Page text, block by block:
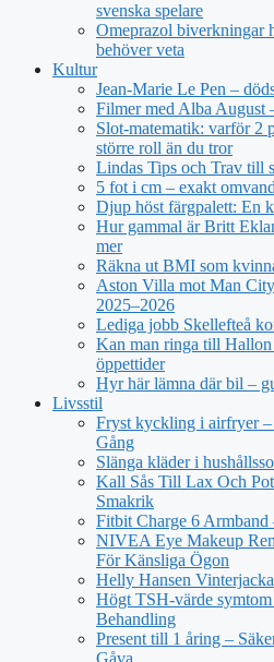
svenska spelare
Omeprazol biverkningar
behöver veta
Kultur
Jean‑Marie Le Pen –
Filmer med Alba August
Slot-matematik: varför 2
större roll än du tror
Lindas Tips och Trav till
5 fot i cm – exakt
Djup höst färgpalett: En
Hur gammal är Britt
mer
Räkna ut BMI som
Aston Villa mot Man
2025–2026
Lediga jobb Skellefteå
Kan man ringa till
öppettider
Hyr här lämna där bil –
Livsstil
Fryst kyckling i airfryer
Gång
Slänga kläder i
Kall Sås Till Lax Och
Smakrik
Fitbit Charge 6
NIVEA Eye Makeup
För Känsliga Ögon
Helly Hansen
Högt TSH-värde
Behandling
Present till 1 åring –
Gåva